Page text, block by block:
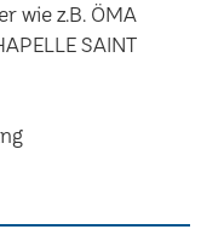
wie z.B. ÖMA
SAINT